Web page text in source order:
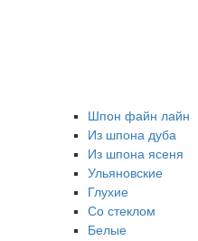
Шпон файн лайн
Из шпона дуба
Из шпона ясеня
Ульяновские
Глухие
Со стеклом
Белые